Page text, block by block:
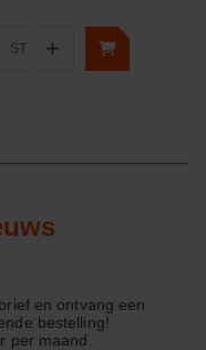
ST +
en ontvang een
bestelling!
per maand.